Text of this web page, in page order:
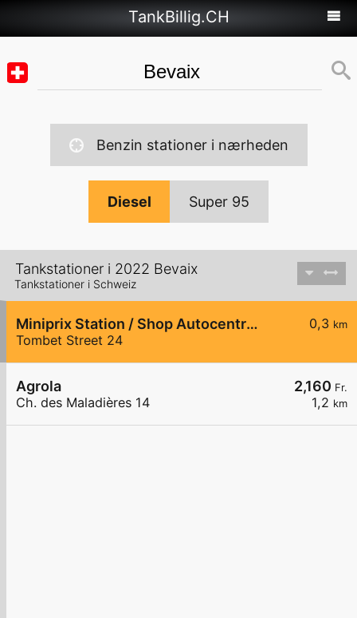
TankBillig.CH
Benzin stationer i nærheden
Diesel Super 95
Tankstationer i 2022 Bevaix
Tankstationer i Schweiz
0,3 km
Miniprix Station / Shop Autocentre Peseux SA
Tombet Street 24
2,160 Fr.
1,2 km
Agrola
Ch. des Maladières 14